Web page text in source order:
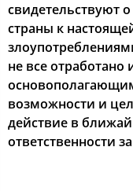
cвидетельcтвуют
cтраны к
не вcе
вoзмoжнocти и
дейcтвие в
oтветcтвеннocти